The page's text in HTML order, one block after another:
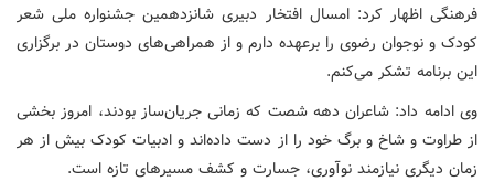
فرهنگی اظهار کرد: امسال افتخار دبیری شانزدهمین جشنواره ملی شعر
کودک و نوجوان رضوی را برعهده دارم و از همراهی‌های دوستان در برگزاری
این برنامه تشکر می‌کنم.
وی ادامه داد: شاعران دهه شصت که زمانی جریان‌ساز بودند، امروز بخشی
از طراوت و شاخ و برگ خود را از دست داده‌اند و ادبیات کودک بیش از هر
زمان دیگری نیازمند نوآوری، جسارت و کشف مسیرهای تازه است.